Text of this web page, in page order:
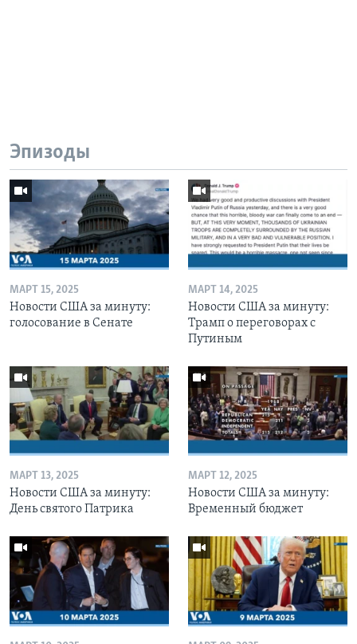
Эпизоды
МАРТ 15, 2025
Новости США за минуту:
голосование в Сенате
МАРТ 14, 2025
Новости США за минуту:
Трамп о переговорах с
Путиным
МАРТ 13, 2025
Новости США за минуту:
День святого Патрика
МАРТ 12, 2025
Новости США за минуту:
Временный бюджет